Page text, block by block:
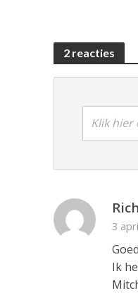
2 reacties
Klik hier
3
Ik